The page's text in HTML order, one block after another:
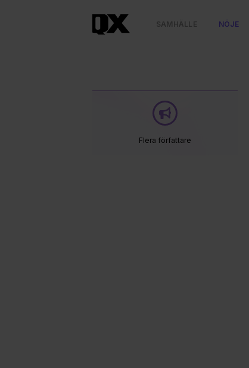
SAMHÄLLE NÖJE
Flera författare